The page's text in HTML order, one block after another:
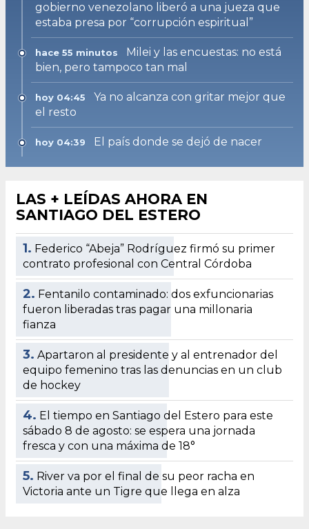
gobierno venezolano liberó a una jueza que
estaba presa por “corrupción espiritual”
hace 55 minutos
Milei y las encuestas: no está
bien, pero tampoco tan mal
hoy 04:45
Ya no alcanza con gritar mejor que
el resto
hoy 04:39 El país donde se dejó de nacer
LAS + LEÍDAS AHORA EN
SANTIAGO DEL ESTERO
1. Federico “Abeja” Rodríguez firmó su primer
contrato profesional con Central Córdoba
2. Fentanilo contaminado: dos exfuncionarias
fueron liberadas tras pagar una millonaria
fianza
3. Apartaron al presidente y al entrenador del
equipo femenino tras las denuncias en un club
de hockey
4. El tiempo en Santiago del Estero para este
sábado 8 de agosto: se espera una jornada
fresca y con una máxima de 18°
5. River va por el final de su peor racha en
Victoria ante un Tigre que llega en alza